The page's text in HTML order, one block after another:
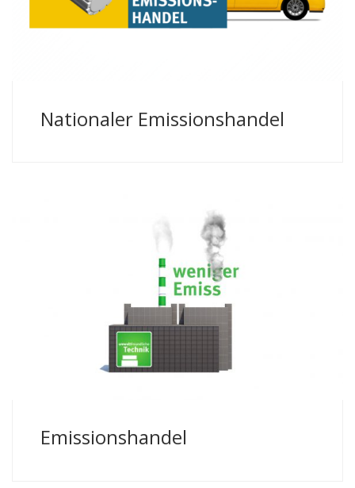
Nationaler Emissionshandel
Erklärfilm | Umweltbundesamt, Deutsche
Emissionshandelsstelle
Emissionshandel